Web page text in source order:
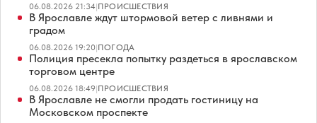
06.08.2026 21:34|ПРОИСШЕСТВИЯ
В Ярославле ждут штормовой ветер с ливнями и
градом
06.08.2026 19:20|ПОГОДА
Полиция пресекла попытку раздеться в ярославском
торговом центре
06.08.2026 18:49|ПРОИСШЕСТВИЯ
В Ярославле не смогли продать гостиницу на
Московском проспекте